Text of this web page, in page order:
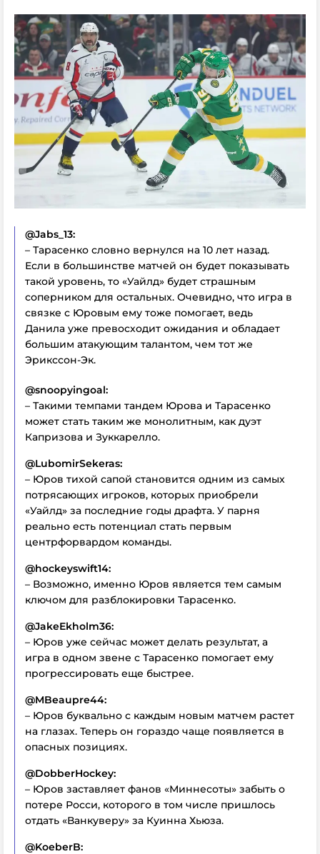
@Jabs_13:
– Тарасенко словно вернулся на 10 лет назад.
Если в большинстве матчей он будет показывать
такой уровень, то «Уайлд» будет страшным
соперником для остальных. Очевидно, что игра в
связке с Юровым ему тоже помогает, ведь
Данила уже превосходит ожидания и обладает
большим атакующим талантом, чем тот же
Эрикссон-Эк.
@snoopyingoal:
– Такими темпами тандем Юрова и Тарасенко
может стать таким же монолитным, как дуэт
Капризова и Зуккарелло.
@LubomirSekeras:
– Юров тихой сапой становится одним из самых
потрясающих игроков, которых приобрели
«Уайлд» за последние годы драфта. У парня
реально есть потенциал стать первым
центрфорвардом команды.
@hockeyswift14:
– Возможно, именно Юров является тем самым
ключом для разблокировки Тарасенко.
@JakeEkholm36:
– Юров уже сейчас может делать результат, а
игра в одном звене с Тарасенко помогает ему
прогрессировать еще быстрее.
@MBeaupre44:
– Юров буквально с каждым новым матчем растет
на глазах. Теперь он гораздо чаще появляется в
опасных позициях.
@DobberHockey:
– Юров заставляет фанов «Миннесоты» забыть о
потере Росси, которого в том числе пришлось
отдать «Ванкуверу» за Куинна Хьюза.
@KoeberB: